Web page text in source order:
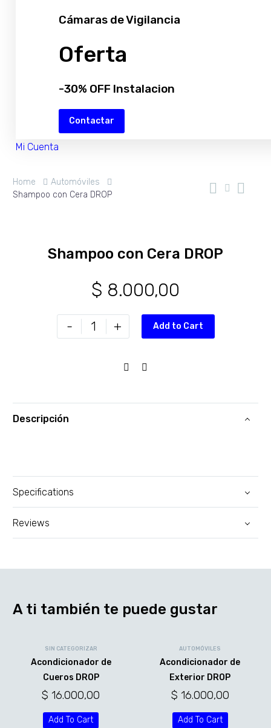
Cámaras de Vigilancia
Oferta
-30% OFF Instalacion
Contactar
Mi Cuenta
Home
Automóviles
Shampoo con Cera DROP
Shampoo con Cera DROP
$ 8.000,00
- + Add to Cart
Descripción
Specifications
Reviews
A ti también te puede gustar
SIN CATEGORIZAR
Acondicionador de
Cueros DROP
$ 16.000,00
Add To Cart
AUTOMÓVILES
Acondicionador de
Exterior DROP
$ 16.000,00
Add To Cart